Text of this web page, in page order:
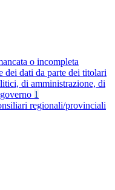
o incompleta
dei dati da parte dei titolari
di amministrazione, di
1
regionali/provinciali